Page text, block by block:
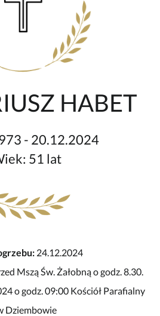
HABET
- 20.12.2024
51 lat
24.12.2024
Mszą Św. Żałobną o godz. 8.30.
o godz. 09:00 Kościół Parafialny
Dziembowie